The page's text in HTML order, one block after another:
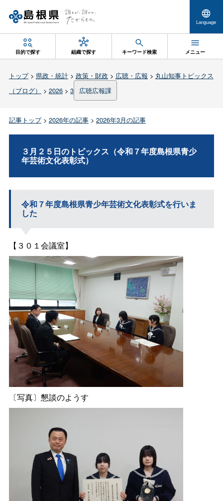
Language
目的で探す 組織で探す キーワード検索 メニュー
トップ> 県政・統計> 政策・財政 > 広聴・広報 > 丸山知事トピックス
（ブログ）
> 2026> 3 広聴広報課
記事トップ> 2026年の記事> 2026年3月の記事
３月２５日のトピックス（令和７年度島根県青少
年芸術文化表彰式）
令和７年度島根県青少年芸術文化表彰式を行いま
した
【３０１会議室】
〔写真〕懇談のようす